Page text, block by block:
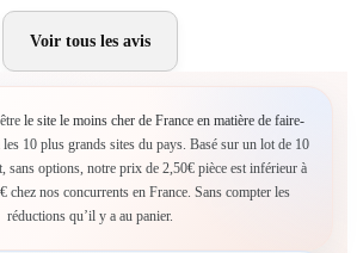
Voir tous les avis
le site le moins cher de France en matière de faire-
10 plus grands sites du pays. Basé sur un lot de 10
sans options, notre prix de 2,50€ pièce est inférieur à
chez nos concurrents en France. Sans compter les
réductions qu’il y a au panier.